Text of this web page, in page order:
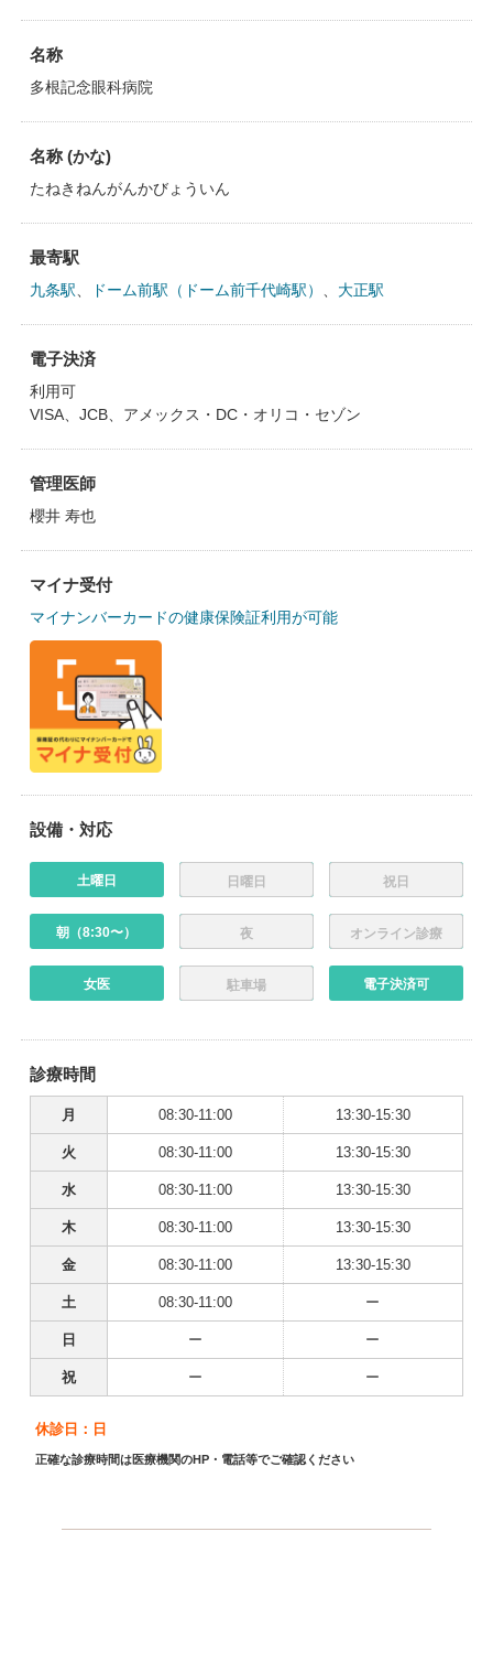
名称
多根記念眼科病院
名称 (かな)
たねきねんがんかびょういん
最寄駅
九条駅 ドーム前駅（ドーム前千代崎駅） 大正駅
電子決済
利用可
VISA、JCB、アメックス・DC・オリコ・セゾン
管理医師
櫻井 寿也
マイナ受付
マイナンバーカードの健康保険証利用が可能
設備・対応
土曜日 日曜日 祝日
朝（8:30〜） 夜 オンライン診療
女医 駐車場 電子決済可
診療時間
月 08:30-11:00 13:30-15:30
火 08:30-11:00 13:30-15:30
水 08:30-11:00 13:30-15:30
木 08:30-11:00 13:30-15:30
金 08:30-11:00 13:30-15:30
土 08:30-11:00 ー
日 ー ー
祝 ー ー
休診日：日
正確な診療時間は医療機関のHP・電話等でご確認ください